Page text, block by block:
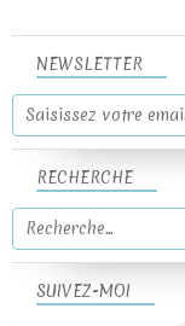
NEWSLETTER
SUIVEZ-MOI
RECHERCHE